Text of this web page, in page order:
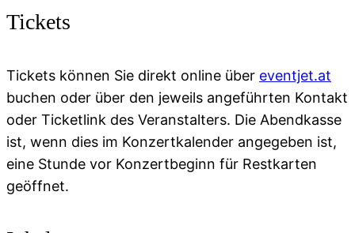
Tickets
Tickets können Sie direkt online über eventjet.at
buchen oder über den jeweils angeführten Kontakt
oder Ticketlink des Veranstalters. Die Abendkasse
ist, wenn dies im Konzertkalender angegeben ist,
eine Stunde vor Konzertbeginn für Restkarten
geöffnet.